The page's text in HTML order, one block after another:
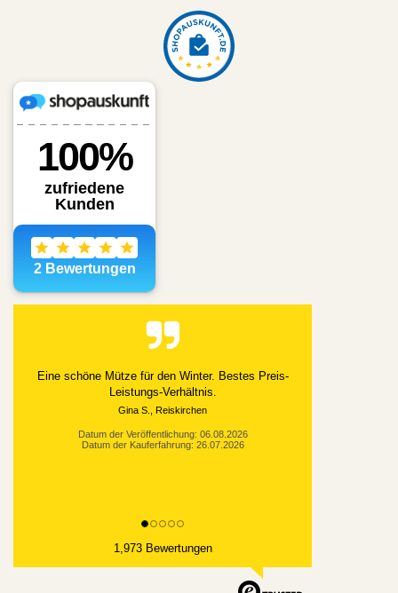
Eine schöne Mütze für den Winter. Bestes Preis-
Leistungs-Verhältnis.
Gina S., Reiskirchen
Datum der Veröffentlichung: 06.08.2026
Datum der Kauferfahrung: 26.07.2026
1,973 Bewertungen